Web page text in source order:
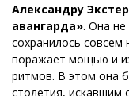
Александру
авангарда». Она не
сохранилось совсем
поражает мощью и
ритмов. В этом она
столетия, искавшим